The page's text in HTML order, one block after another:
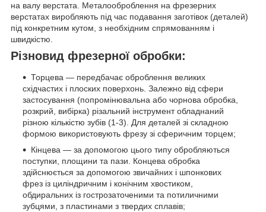
на валу верстата. Металооброблення на фрезерних
верстатах виробляють під час подавання заготівок (деталей)
під конкретним кутом, з необхідним спрямованням і
швидкістю.
Різновид фрезерної обробки:
Торцева — передбачає оброблення великих
східчастих і плоских поверхонь. Залежно від сфери
застосування (попромінювальна або чорнова обробка,
розкрий, вибірка) різальний інструмент обладнаний
різною кількістю зубів (1-3). Для деталей зі складною
формою використовують фрезу зі сферичним торцем;
Кінцева — за допомогою цього типу обробляються
поступки, площини та пази. Концева обробка
здійснюється за допомогою звичайних і шпонкових
фрез із циліндричним і конічним хвостиком,
обдиральних із гострозаточеними та потиличними
зубцями, з пластинами з твердих сплавів;